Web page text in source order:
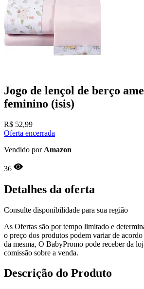
Jogo de lençol de berço
feminino (isis)
R$ 52,99
Oferta encerrada
Vendido por Amazon
36
Detalhes da oferta
Consulte disponibilidade para sua região
As Ofertas são por tempo limitado e
o preço dos produtos podem variar de
da mesma, O BabyPromo pode receber da
comissão sobre a venda.
Descrição do Produto